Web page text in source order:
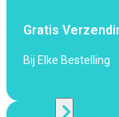
Gratis
Bij Elke Bestelling